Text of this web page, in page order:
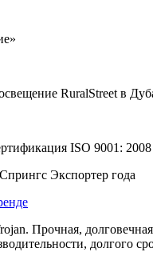
RuralStreet в
ISO 9001:
Экспортер года
Прочная,
долгого